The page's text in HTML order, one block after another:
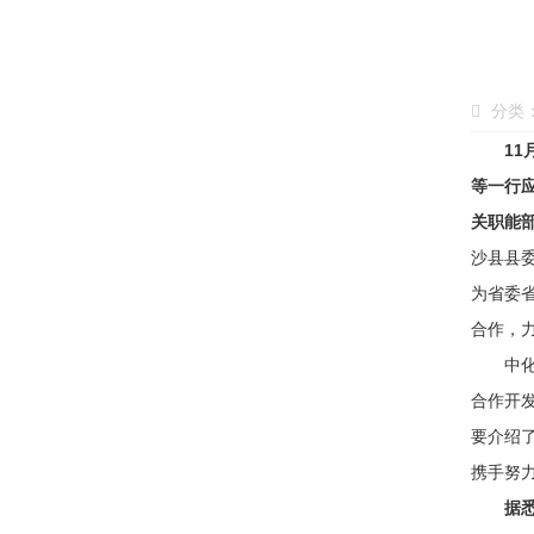
分类
11
等一行
关职能
沙县县
为省委
合作，
中化
合作开
要介绍
携手努
据